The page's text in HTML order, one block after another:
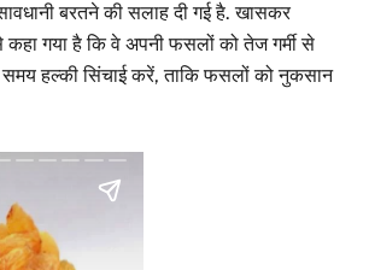
बरतने की सलाह दी गई है. खासकर
कहा गया है कि वे अपनी फसलों को तेज गर्मी से
हल्की सिंचाई करें, ताकि फसलों को नुकसान